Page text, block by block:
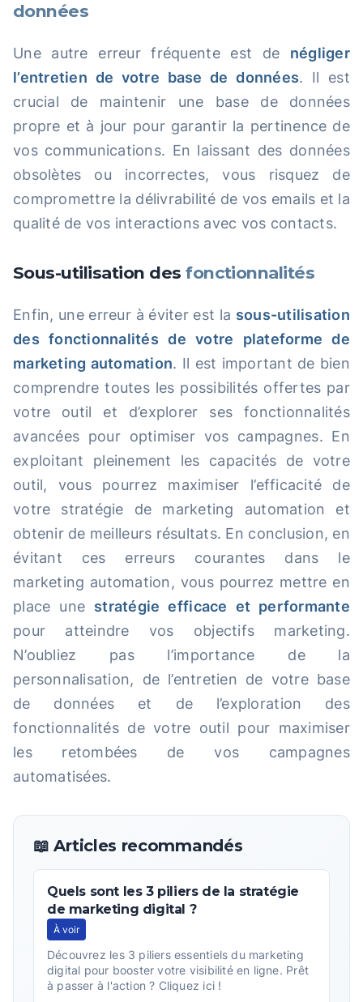
données
Une autre erreur fréquente est de négliger
l’entretien de votre base de données. Il est
crucial de maintenir une base de données
propre et à jour pour garantir la pertinence de
vos communications. En laissant des données
obsolètes ou incorrectes, vous risquez de
compromettre la délivrabilité de vos emails et la
qualité de vos interactions avec vos contacts.
Sous-utilisation des fonctionnalités
Enfin, une erreur à éviter est la sous-utilisation
des fonctionnalités de votre plateforme de
marketing automation. Il est important de bien
comprendre toutes les possibilités offertes par
votre outil et d’explorer ses fonctionnalités
avancées pour optimiser vos campagnes. En
exploitant pleinement les capacités de votre
outil, vous pourrez maximiser l’efficacité de
votre stratégie de marketing automation et
obtenir de meilleurs résultats. En conclusion, en
évitant ces erreurs courantes dans le
marketing automation, vous pourrez mettre en
place une stratégie efficace et performante
pour atteindre vos objectifs marketing.
N’oubliez pas l’importance de la
personnalisation, de l’entretien de votre base
de données et de l’exploration des
fonctionnalités de votre outil pour maximiser
les retombées de vos campagnes
automatisées.
📖 Articles recommandés
Quels sont les 3 piliers de la stratégie
de marketing digital ?
À voir
Découvrez les 3 piliers essentiels du marketing
digital pour booster votre visibilité en ligne. Prêt
à passer à l'action ? Cliquez ici !